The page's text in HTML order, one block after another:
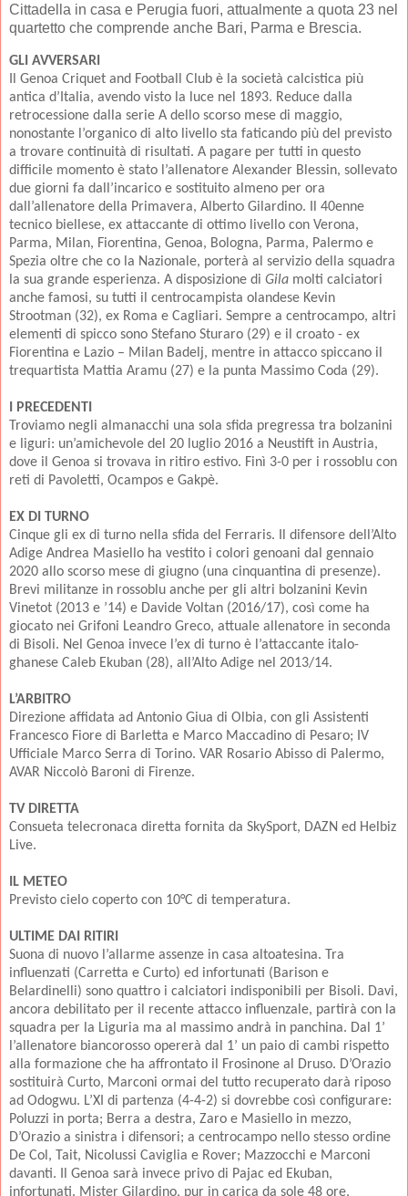
Cittadella in casa e Perugia fuori, attualmente a quota 23 nel
quartetto che comprende anche Bari, Parma e Brescia.
GLI AVVERSARI
Il Genoa Criquet and Football Club è la società calcistica più
antica d’Italia, avendo visto la luce nel 1893. Reduce dalla
retrocessione dalla serie A dello scorso mese di maggio,
nonostante l’organico di alto livello sta faticando più del previsto
a trovare continuità di risultati. A pagare per tutti in questo
difficile momento è stato l’allenatore Alexander Blessin, sollevato
due giorni fa dall’incarico e sostituito almeno per ora
dall’allenatore della Primavera, Alberto Gilardino. Il 40enne
tecnico biellese, ex attaccante di ottimo livello con Verona,
Parma, Milan, Fiorentina, Genoa, Bologna, Parma, Palermo e
Spezia oltre che co la Nazionale, porterà al servizio della squadra
la sua grande esperienza. A disposizione di Gila molti calciatori
anche famosi, su tutti il centrocampista olandese Kevin
Strootman (32), ex Roma e Cagliari. Sempre a centrocampo, altri
elementi di spicco sono Stefano Sturaro (29) e il croato - ex
Fiorentina e Lazio – Milan Badelj, mentre in attacco spiccano il
trequartista Mattia Aramu (27) e la punta Massimo Coda (29).
I PRECEDENTI
Troviamo negli almanacchi una sola sfida pregressa tra bolzanini
e liguri: un’amichevole del 20 luglio 2016 a Neustift in Austria,
dove il Genoa si trovava in ritiro estivo. Finì 3-0 per i rossoblu con
reti di Pavoletti, Ocampos e Gakpè.
EX DI TURNO
Cinque gli ex di turno nella sfida del Ferraris. Il difensore dell’Alto
Adige Andrea Masiello ha vestito i colori genoani dal gennaio
2020 allo scorso mese di giugno (una cinquantina di presenze).
Brevi militanze in rossoblu anche per gli altri bolzanini Kevin
Vinetot (2013 e ’14) e Davide Voltan (2016/17), così come ha
giocato nei Grifoni Leandro Greco, attuale allenatore in seconda
di Bisoli. Nel Genoa invece l’ex di turno è l’attaccante italo-
ghanese Caleb Ekuban (28), all’Alto Adige nel 2013/14.
L’ARBITRO
Direzione affidata ad Antonio Giua di Olbia, con gli Assistenti
Francesco Fiore di Barletta e Marco Maccadino di Pesaro; IV
Ufficiale Marco Serra di Torino. VAR Rosario Abisso di Palermo,
AVAR Niccolò Baroni di Firenze.
TV DIRETTA
Consueta telecronaca diretta fornita da SkySport, DAZN ed Helbiz
Live.
IL METEO
Previsto cielo coperto con 10°C di temperatura.
ULTIME DAI RITIRI
Suona di nuovo l’allarme assenze in casa altoatesina. Tra
influenzati (Carretta e Curto) ed infortunati (Barison e
Belardinelli) sono quattro i calciatori indisponibili per Bisoli. Davi,
ancora debilitato per il recente attacco influenzale, partirà con la
squadra per la Liguria ma al massimo andrà in panchina. Dal 1’
l’allenatore biancorosso opererà dal 1’ un paio di cambi rispetto
alla formazione che ha affrontato il Frosinone al Druso. D’Orazio
sostituirà Curto, Marconi ormai del tutto recuperato darà riposo
ad Odogwu. L’XI di partenza (4-4-2) si dovrebbe così configurare:
Poluzzi in porta; Berra a destra, Zaro e Masiello in mezzo,
D’Orazio a sinistra i difensori; a centrocampo nello stesso ordine
De Col, Tait, Nicolussi Caviglia e Rover; Mazzocchi e Marconi
davanti. Il Genoa sarà invece privo di Pajac ed Ekuban,
infortunati. Mister Gilardino, pur in carica da sole 48 ore,